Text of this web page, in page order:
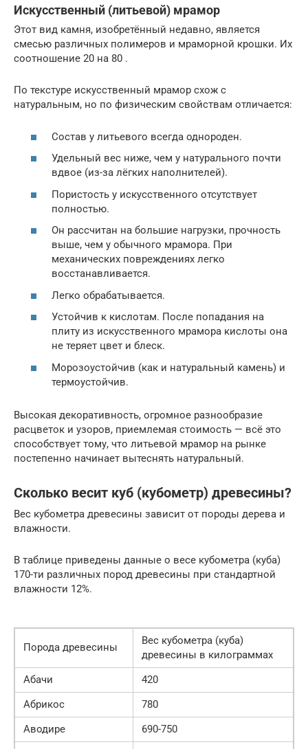
Искусственный (литьевой) мрамор
Этот вид камня, изобретённый недавно, является
смесью различных полимеров и мраморной крошки. Их
соотношение 20 на 80 .
По текстуре искусственный мрамор схож с
натуральным, но по физическим свойствам отличается:
Состав у литьевого всегда однороден.
Удельный вес ниже, чем у натурального почти
вдвое (из-за лёгких наполнителей).
Пористость у искусственного отсутствует
полностью.
Он рассчитан на большие нагрузки, прочность
выше, чем у обычного мрамора. При
механических повреждениях легко
восстанавливается.
Легко обрабатывается.
Устойчив к кислотам. После попадания на
плиту из искусственного мрамора кислоты она
не теряет цвет и блеск.
Морозоустойчив (как и натуральный камень) и
термоустойчив.
Высокая декоративность, огромное разнообразие
расцветок и узоров, приемлемая стоимость — всё это
способствует тому, что литьевой мрамор на рынке
постепенно начинает вытеснять натуральный.
Сколько весит куб (кубометр) древесины?
Вес кубометра древесины зависит от породы дерева и
влажности.
В таблице приведены данные о весе кубометра (куба)
170-ти различных пород древесины при стандартной
влажности 12%.
Порода древесины
Вес кубометра (куба)
древесины в килограммах
Абачи
420
Абрикос
780
Аводире
690-750